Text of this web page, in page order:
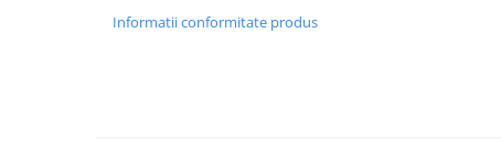
• Inspiră curiozitate și interes pentru știință
Informatii conformitate produs